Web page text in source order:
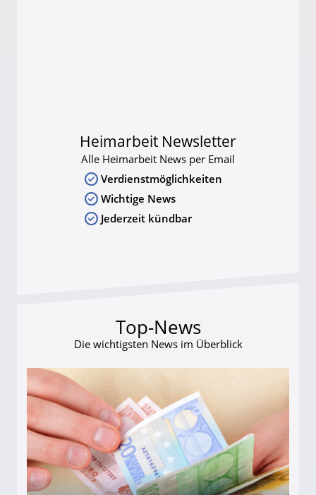
Heimarbeit Newsletter
Alle Heimarbeit News per Email
Verdienstmöglichkeiten
Wichtige News
Jederzeit kündbar
Top-News
Die wichtigsten News im Überblick